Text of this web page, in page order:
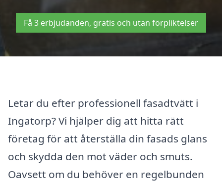
Få 3 erbjudanden, gratis och utan förpliktelser
Letar du efter professionell fasadtvätt i
Ingatorp? Vi hjälper dig att hitta rätt
företag för att återställa din fasads glans
och skydda den mot väder och smuts.
Oavsett om du behöver en regelbunden